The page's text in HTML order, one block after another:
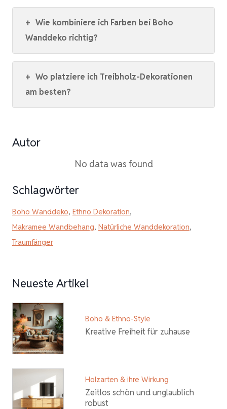
+ Wie kombiniere ich Farben bei Boho
Wanddeko richtig?
+ Wo platziere ich Treibholz-Dekorationen
am besten?
Autor
No data was found
Schlagwörter
Boho Wanddeko, Ethno Dekoration,
Makramee Wandbehang, Natürliche Wanddekoration,
Traumfänger
Neueste Artikel
Boho & Ethno-Style
Kreative Freiheit für zuhause
Holzarten & ihre Wirkung
Zeitlos schön und unglaublich
robust